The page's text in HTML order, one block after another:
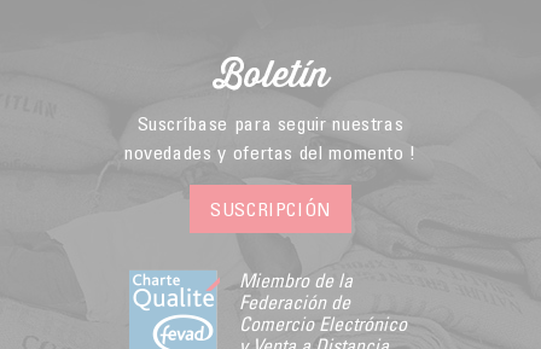
Boletín
Suscríbase para seguir nuestras
novedades y ofertas del momento !
SUSCRIPCIÓN
Miembro de la
Federación de
Comercio Electrónico